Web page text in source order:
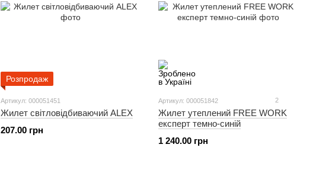
Розпродаж
Артикул: 000051451
Жилет світловідбиваючий ALEX
207.00 грн
Артикул: 000051842 2
Жилет утеплений FREE WORK
експерт темно-синій
1 240.00 грн